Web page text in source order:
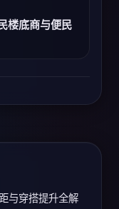
楼底商与便民
与穿搭提升全解